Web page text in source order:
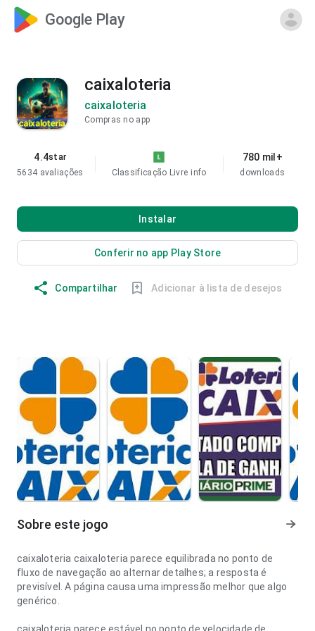
Google Play
caixaloteria
caixaloteria
Compras no app
4.4star
5634 avaliações
Classificação Livre info
780 mil+
downloads
Instalar
Conferir no app Play Store
Compartilhar Adicionar à lista de desejos
Sobre este jogo
caixaloteria caixaloteria parece equilibrada no ponto de
fluxo de navegação ao alternar detalhes; a resposta é
previsível. A página causa uma impressão melhor que algo
genérico.